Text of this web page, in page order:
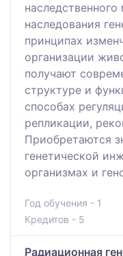
наследования
принципах
организации
получают
структуре и
способах
репликации,
Приобретаются
генетической
организмах и
Год обучения - 1
Кредитов - 5
Радиационная